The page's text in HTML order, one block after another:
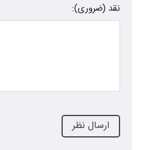
نقد (ضروری):